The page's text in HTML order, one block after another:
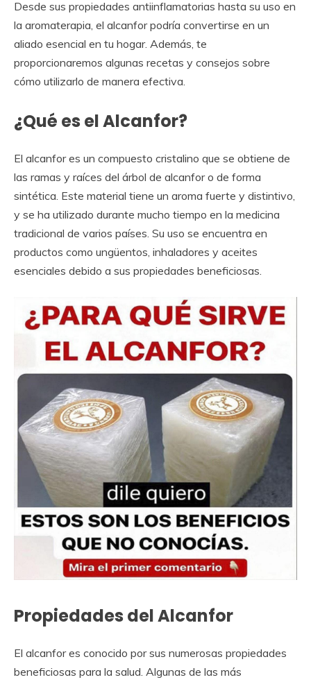
Desde sus propiedades antiinflamatorias hasta su uso en
la aromaterapia, el alcanfor podría convertirse en un
aliado esencial en tu hogar. Además, te
proporcionaremos algunas recetas y consejos sobre
cómo utilizarlo de manera efectiva.
¿Qué es el Alcanfor?
El alcanfor es un compuesto cristalino que se obtiene de
las ramas y raíces del árbol de alcanfor o de forma
sintética. Este material tiene un aroma fuerte y distintivo,
y se ha utilizado durante mucho tiempo en la medicina
tradicional de varios países. Su uso se encuentra en
productos como ungüentos, inhaladores y aceites
esenciales debido a sus propiedades beneficiosas.
Propiedades del Alcanfor
El alcanfor es conocido por sus numerosas propiedades
beneficiosas para la salud. Algunas de las más